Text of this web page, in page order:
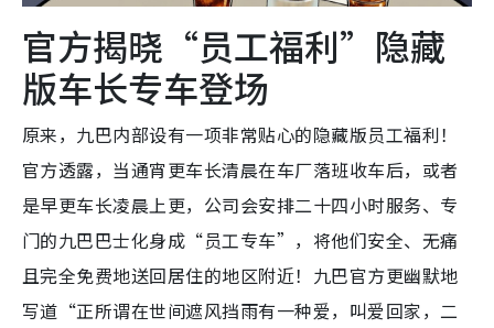
官方揭晓“员工福利”隐藏
版车长专车登场
原来，九巴内部设有一项非常贴心的隐藏版员工福利！
官方透露，当通宵更车长清晨在车厂落班收车后，或者
是早更车长凌晨上更，公司会安排二十四小时服务、专
门的九巴巴士化身成“员工专车”，将他们安全、无痛
且完全免费地送回居住的地区附近！九巴官方更幽默地
写道“正所谓在世间遮风挡雨有一种爱，叫爱回家，二